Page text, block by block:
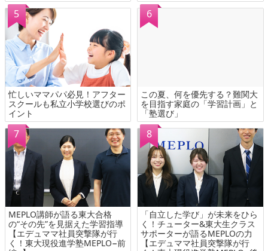
忙しいママパパ必見！アフター
スクールも私立小学校選びのポ
イント
この夏、何を優先する？難関大
を目指す家庭の「学習計画」と
「塾選び」
MEPLO講師が語る東大合格
の“その先”を見据えた学習指導
【エデュママ社員突撃隊が行
く！東大現役進学塾MEPLO−前
「自立した学び」が未来をひら
く！チューター&東大生クラス
サポーターが語るMEPLOの力
【エデュママ社員突撃隊が行